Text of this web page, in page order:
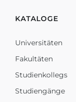
KATALOGE
Universitäten
Fakultäten
Studienkollegs
Studiengänge